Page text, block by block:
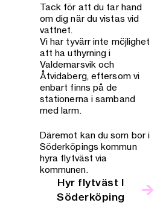
Tack för att du tar hand
om dig när du vistas vid
vattnet.
Vi har tyvärr inte möjlighet
att ha uthyrning i
Valdemarsvik och
Åtvidaberg, eftersom vi
enbart finns på de
stationerna i samband
med larm.
Däremot kan du som bor i
Söderköpings kommun
hyra flytväst via
kommunen.
Hyr flytväst I
Söderköping